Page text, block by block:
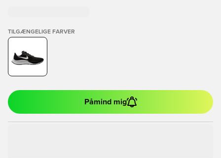
TILGÆNGELIGE FARVER
Påmind mig